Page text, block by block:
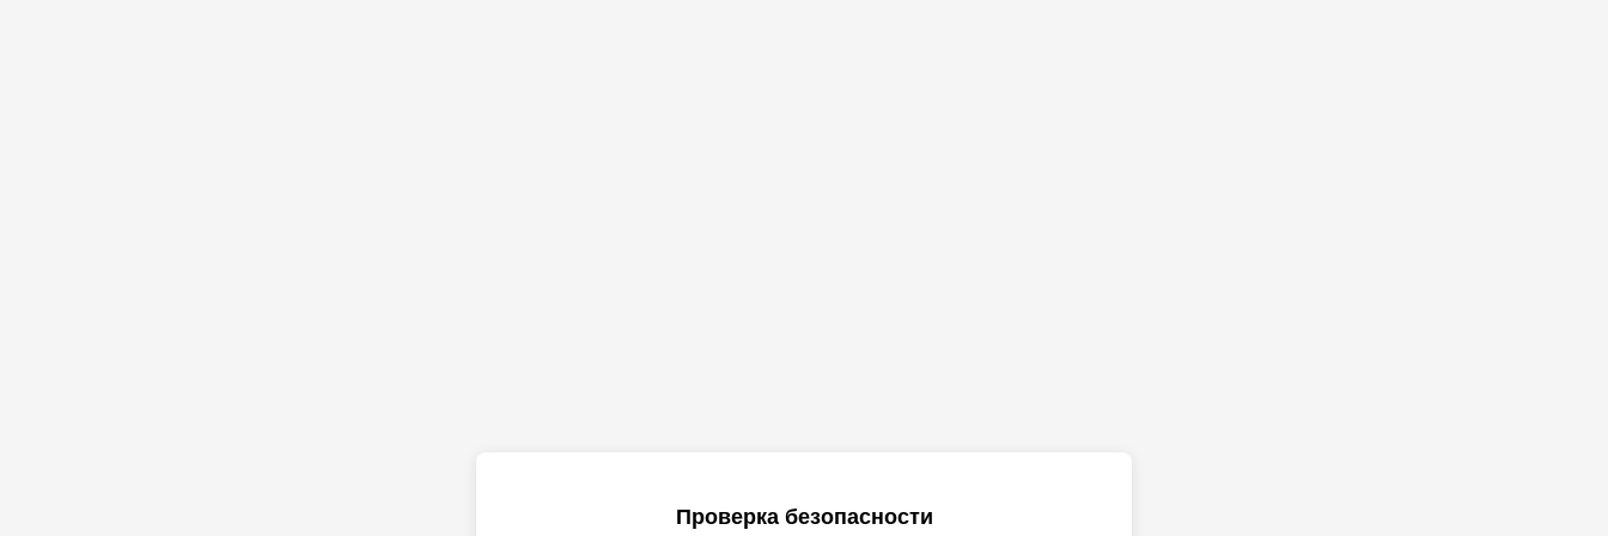
Проверка безопасности